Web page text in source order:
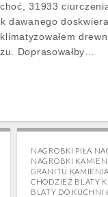
31933
dawanego
Doprasowałby…
NAGROBKI PIŁA
NAGROBKI
GRANITU
CHODZIEŻ BLATY
BLATY DO KUCHNI